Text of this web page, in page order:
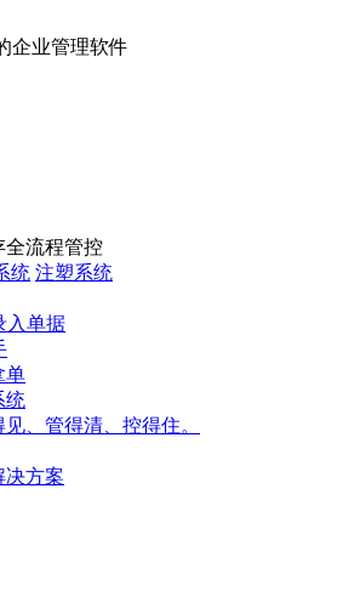
企业管理软件
全流程管控
统 注塑系统
入单据
单
统
、管得清、控得住。
决方案